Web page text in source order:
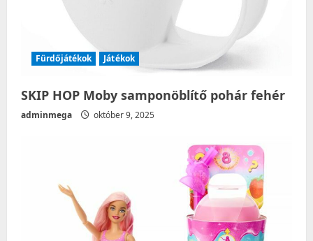
Fürdőjátékok Játékok
SKIP HOP Moby samponöblítő pohár fehér
adminmega október 9, 2025